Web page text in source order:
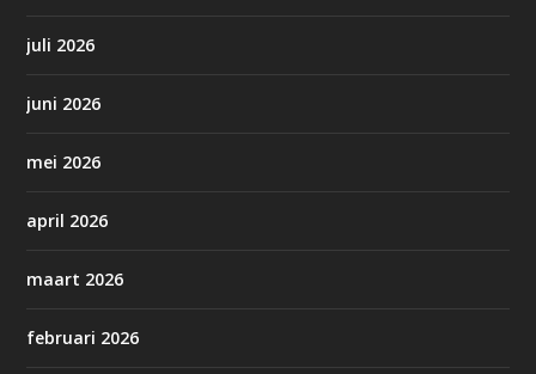
juli 2026
juni 2026
mei 2026
april 2026
maart 2026
februari 2026